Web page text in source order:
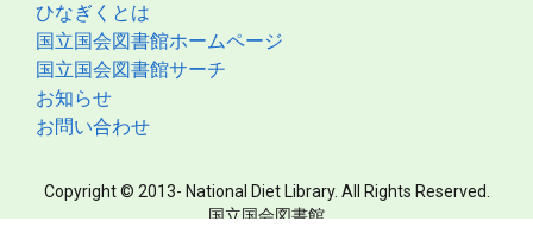
ひなぎくとは
国立国会図書館ホームページ
国立国会図書館サーチ
お知らせ
お問い合わせ
Copyright © 2013- National Diet Library. All Rights Reserved.